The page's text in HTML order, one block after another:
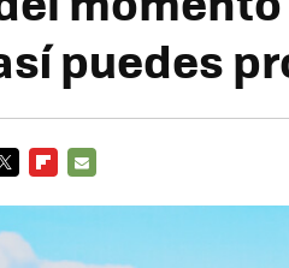
puedes